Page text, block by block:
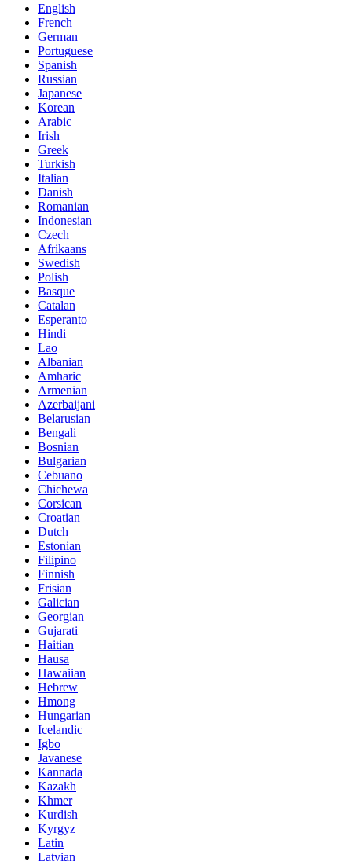
English
French
German
Portuguese
Spanish
Russian
Japanese
Korean
Arabic
Irish
Greek
Turkish
Italian
Danish
Romanian
Indonesian
Czech
Afrikaans
Swedish
Polish
Basque
Catalan
Esperanto
Hindi
Lao
Albanian
Amharic
Armenian
Azerbaijani
Belarusian
Bengali
Bosnian
Bulgarian
Cebuano
Chichewa
Corsican
Croatian
Dutch
Estonian
Filipino
Finnish
Frisian
Galician
Georgian
Gujarati
Haitian
Hausa
Hawaiian
Hebrew
Hmong
Hungarian
Icelandic
Igbo
Javanese
Kannada
Kazakh
Khmer
Kurdish
Kyrgyz
Latin
Latvian